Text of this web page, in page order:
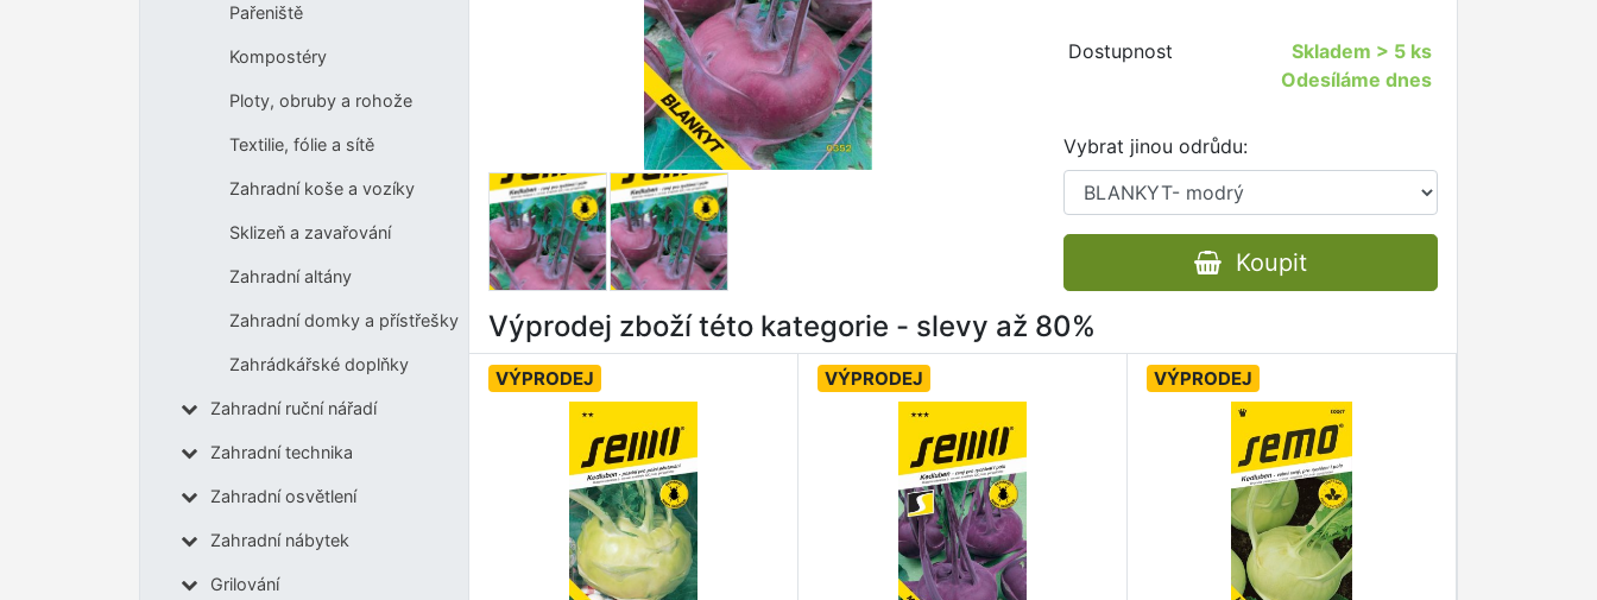
Pařeniště
Kompostéry
Ploty, obruby a rohože
Textilie, fólie a sítě
Zahradní koše a vozíky
Sklizeň a zavařování
Zahradní altány
Zahradní domky a přístřešky
Zahrádkářské doplňky
Zahradní ruční nářadí
Zahradní technika
Zahradní osvětlení
Zahradní nábytek
Grilování
Dostupnost Skladem > 5 ks
Odesíláme dnes
Vybrat jinou odrůdu:
Koupit
Výprodej zboží této kategorie - slevy až 80%
VÝPRODEJ VÝPRODEJ VÝPRODEJ